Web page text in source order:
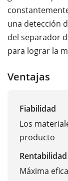
una detección
del separador
para lograr la
Ventajas
Fiabilidad
Los
producto
Rentabilidad
Máxima